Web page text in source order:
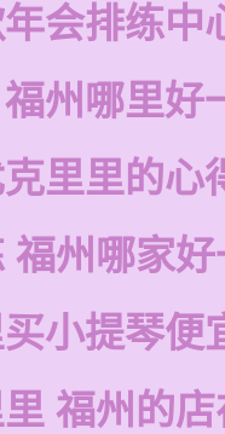
会排练中
州哪里好
里里的心
福州哪家
小提琴便
福州的